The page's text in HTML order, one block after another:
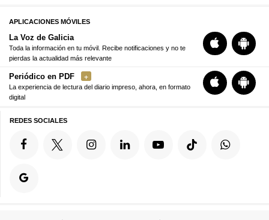
APLICACIONES MÓVILES
La Voz de Galicia
Toda la información en tu móvil. Recibe notificaciones y no te
pierdas la actualidad más relevante
Periódico en PDF
La experiencia de lectura del diario impreso, ahora, en formato
digital
REDES SOCIALES